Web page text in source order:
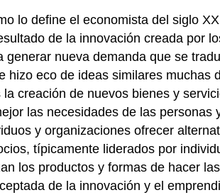
lo define el economista del siglo
de la innovación creada por
nueva demanda que se
eco de ideas similares muchas
creación de nuevos bienes y
las necesidades de las
y organizaciones ofrecer
típicamente liderados por
los productos y formas de hacer
de la innovación y el